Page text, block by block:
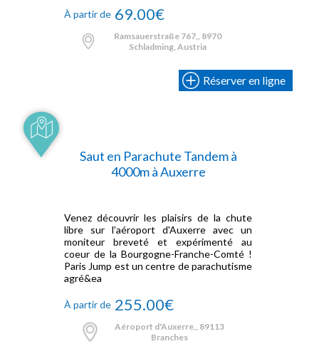
À partir de 69.00€
Ramsauerstraße 767,, 8970
Schladming, Austria
Réserver en ligne
Saut en Parachute Tandem à
4000m à Auxerre
Venez découvrir les plaisirs de la chute
libre sur l'aéroport d'Auxerre avec un
moniteur breveté et expérimenté au
coeur de la Bourgogne-Franche-Comté !
Paris Jump est un centre de parachutisme
agré&ea
À partir de 255.00€
Aéroport d'Auxerre,, 89113
Branches